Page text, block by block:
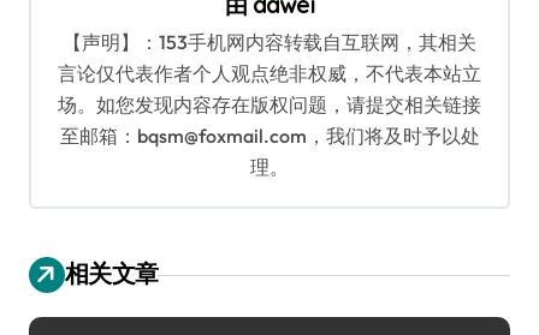
【声明】：153手机网内容转载自互联网，其相关
言论仅代表作者个人观点绝非权威，不代表本站立
场。如您发现内容存在版权问题，请提交相关链接
至邮箱：bqsm@foxmail.com，我们将及时予以处
理。
相关文章